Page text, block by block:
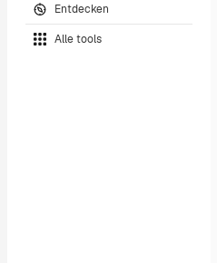
Entdecken
Alle tools